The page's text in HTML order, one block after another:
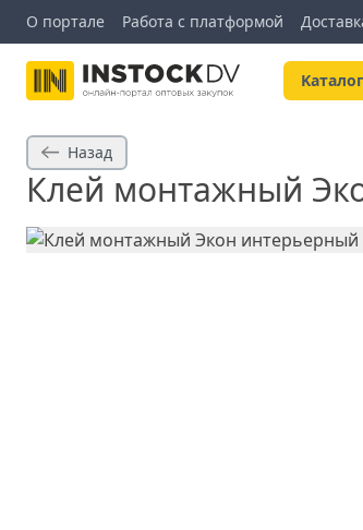
О портале Работа с платформой
Kаталог
Назад
Клей монтажный